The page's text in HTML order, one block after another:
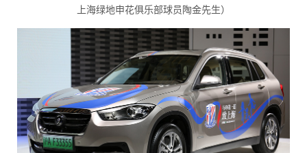
上海绿地申花俱乐部球员陶金先生）